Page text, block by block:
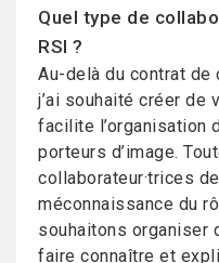
Quel type de
RSI ?
Au-delà du contrat
j’ai souhaité créer de
facilite l’organisation
porteurs d’image.
collaborateur·trices
méconnaissance du
souhaitons organiser
faire connaître et